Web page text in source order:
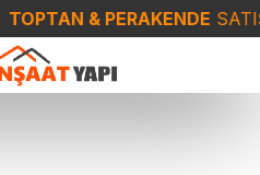
TOPTAN & PERAKENDESATIŞ